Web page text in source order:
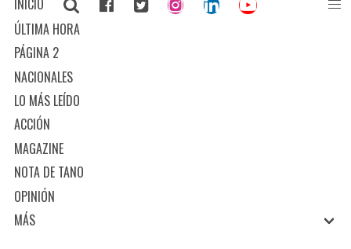
INICIO
ÚLTIMA HORA
PÁGINA 2
NACIONALES
LO MÁS LEÍDO
ACCIÓN
MAGAZINE
NOTA DE TANO
OPINIÓN
MÁS